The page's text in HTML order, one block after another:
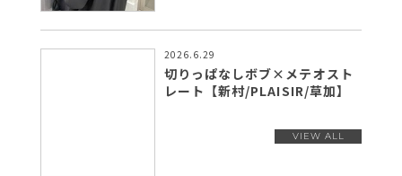
2026.6.29
切りっぱなしボブ×メテオスト
レート【新村/PLAISIR/草加】